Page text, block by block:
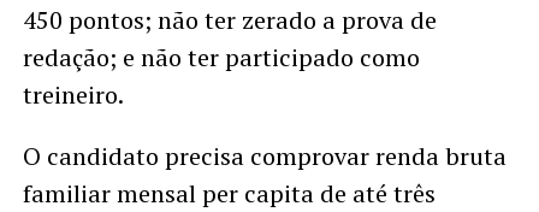
450 pontos; não ter zerado a prova de
redação; e não ter participado como
treineiro.
O candidato precisa comprovar renda bruta
familiar mensal per capita de até três